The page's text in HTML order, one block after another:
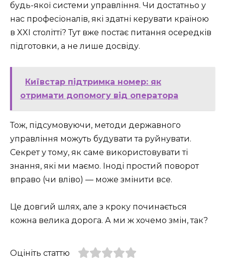
будь-якої системи управління. Чи достатньо у
нас професіоналів, які здатні керувати країною
в XXI столітті? Тут вже постає питання осередків
підготовки, а не лише досвіду.
Київстар підтримка номер: як
отримати допомогу від оператора
Тож, підсумовуючи, методи державного
управління можуть будувати та руйнувати.
Секрет у тому, як саме використовувати ті
знання, які ми маємо. Іноді простий поворот
вправо (чи вліво) — може змінити все.
Це довгий шлях, але з кроку починається
кожна велика дорога. А ми ж хочемо змін, так?
Оцініть статтю